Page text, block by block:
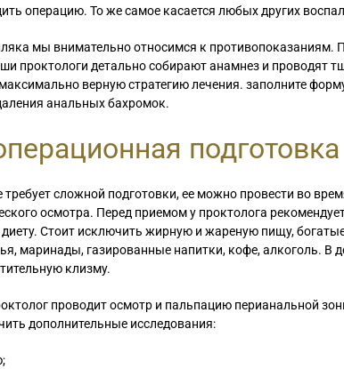
операцию. То же самое касается любых других
мы внимательно относимся к противопоказаниям.
проктологи детально собирают анамнез и проводят
верную стратегию лечения. заполните
анальных бахромок.
подготовка
требует сложной подготовки, ее можно провести во
осмотра. Перед приемом у проктолога
Стоит исключить жирную и жареную пищу,
маринады, газированные напитки, кофе, алкоголь. В
клизму.
проводит осмотр и пальпацию перианальной
дополнительные исследования: